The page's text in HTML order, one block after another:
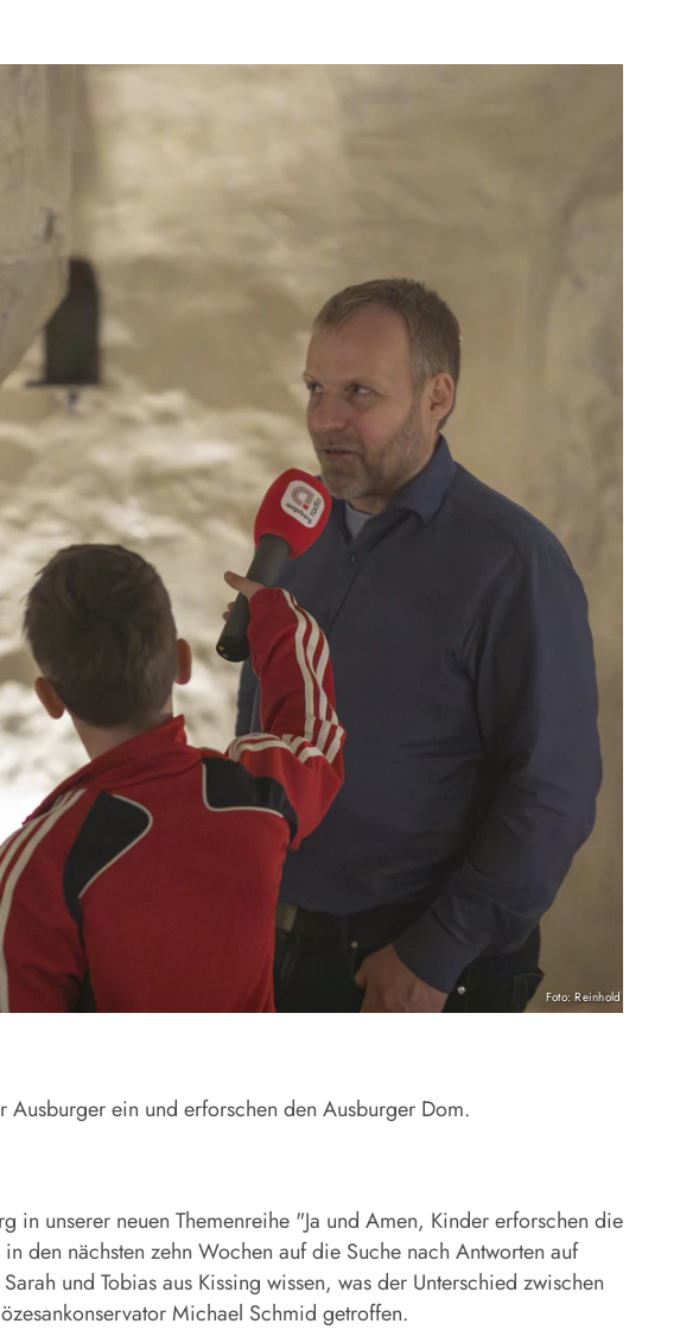
Foto: Reinhold Banner
ein und erforschen den Ausburger Dom.
unserer neuen Themenreihe "Ja und Amen, Kinder erforschen die
den nächsten zehn Wochen auf die Suche nach Antworten auf
und Tobias aus Kissing wissen, was der Unterschied zwischen
Michael Schmid getroffen.